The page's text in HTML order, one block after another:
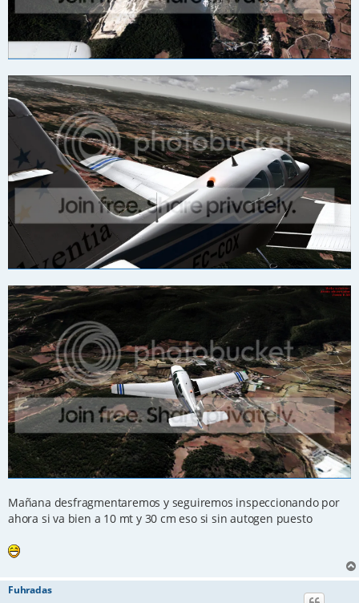
Mañana desfragmentaremos y seguiremos inspeccionando por
ahora si va bien a 10 mt y 30 cm eso si sin autogen puesto
Fuhradas